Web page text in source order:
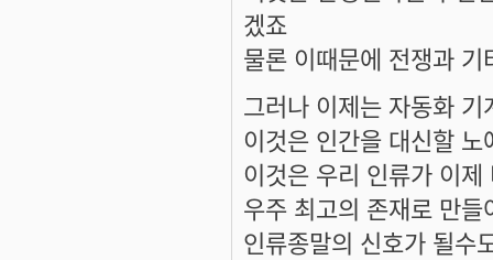
겠죠
물론 이때문에 전쟁과
그러나 이제는 자동화
이것은 인간을 대신할
이것은 우리 인류가 이
우주 최고의 존재로 만
인류종말의 신호가 될수